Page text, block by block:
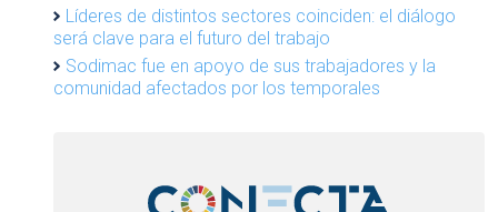
Líderes de distintos sectores coinciden: el diálogo
será clave para el futuro del trabajo
Sodimac fue en apoyo de sus trabajadores y la
comunidad afectados por los temporales